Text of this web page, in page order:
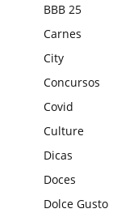
BBB 25
Carnes
City
Concursos
Covid
Culture
Dicas
Doces
Dolce Gusto